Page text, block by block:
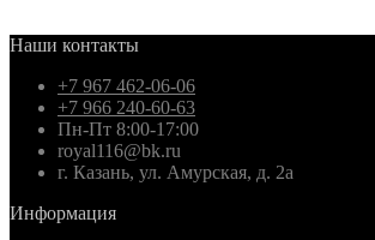
Наши контакты
+7 967 462-06-06
+7 966 240-60-63
Пн-Пт 8:00-17:00
royal116@bk.ru
г. Казань, ул. Амурская, д. 2а
Информация